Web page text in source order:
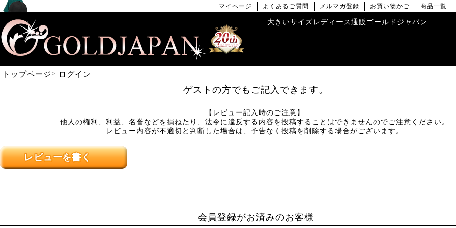
マイページ よくあるご質問 メルマガ登録 お買い物かご 商品一覧
大きいサイズレディース通販ゴールドジャパン
トップページ ログイン
ゲストの方でもご記入できます。
【レビュー記入時のご注意】
他人の権利、利益、名誉などを損ねたり、法令に違反する内容を投稿することはできませんのでご注意ください。
レビュー内容が不適切と判断した場合は、予告なく投稿を削除する場合がございます。
レビューを書く
会員登録がお済みのお客様